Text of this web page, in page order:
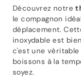
Découvrez notre
le compagnon
déplacement.
inoxydable est
c'est une
boissons à la
soyez.